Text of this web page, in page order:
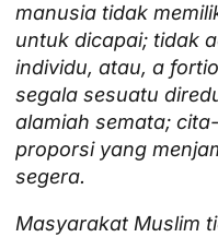
manusia tidak
untuk dicapai; tidak
individu, atau, a
segala sesuatu
alamiah semata;
proporsi yang
segera.
Masyarakat Muslim